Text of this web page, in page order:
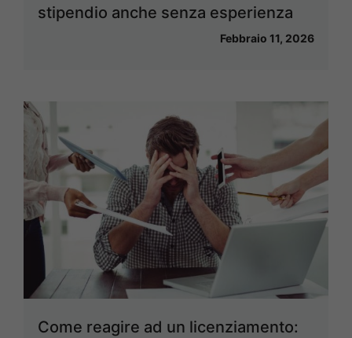
stipendio anche senza esperienza
Febbraio 11, 2026
Come reagire ad un licenziamento: